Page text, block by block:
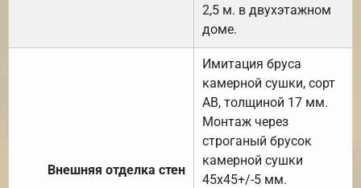
2,5 м. в двухэтажном
доме.
Внешняя отделка стен
Имитация бруса
камерной сушки, сорт
АВ, толщиной 17 мм.
Монтаж через
строганый брусок
камерной сушки
45х45+/-5 мм.